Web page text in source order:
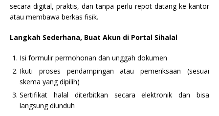
secara digital, praktis, dan tanpa perlu repot datang ke kantor
atau membawa berkas fisik.
Langkah Sederhana, Buat Akun di Portal Sihalal
Isi formulir permohonan dan unggah dokumen
Ikuti proses pendampingan atau pemeriksaan (sesuai
skema yang dipilih)
Sertifikat halal diterbitkan secara elektronik dan bisa
langsung diunduh